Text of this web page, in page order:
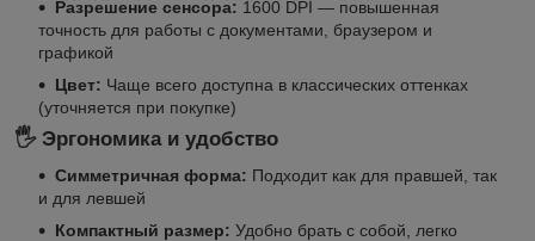
Разрешение сенсора: 1600 DPI — повышенная
точность для работы с документами, браузером и
графикой
Цвет: Чаще всего доступна в классических оттенках
(уточняется при покупке)
🖐️ Эргономика и удобство
Симметричная форма: Подходит как для правшей, так
и для левшей
Компактный размер: Удобно брать с собой, легко